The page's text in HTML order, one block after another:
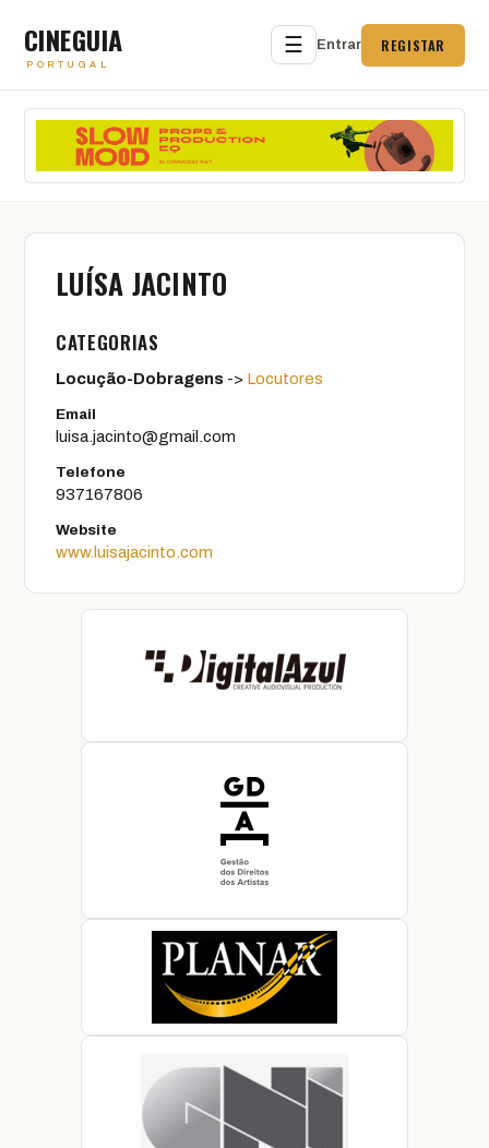
CINEGUIA
PORTUGAL
☰ Entrar REGISTAR
LUÍSA JACINTO
CATEGORIAS
Locução-Dobragens -> Locutores
Email
luisa.jacinto@gmail.com
Telefone
937167806
Website
www.luisajacinto.com